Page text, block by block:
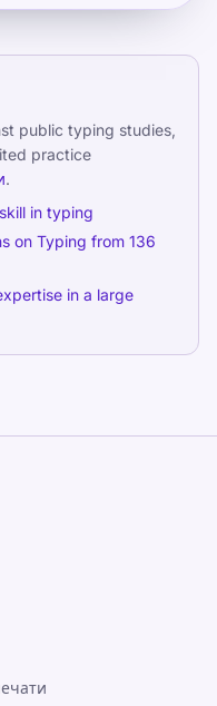
public typing studies,
practice
.
in typing
on Typing from 136
in a large